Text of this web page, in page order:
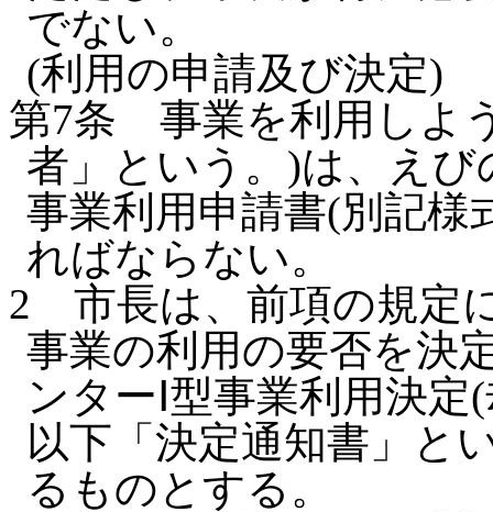
でない。
(利用の申請及び決定)
第7条 事業を利用しよ
者」という。)は、えび
事業利用申請書(別記様
ればならない。
2 市長は、前項の規定
事業の利用の要否を決
ンターⅠ型事業利用決
以下「決定通知書」と
るものとする。